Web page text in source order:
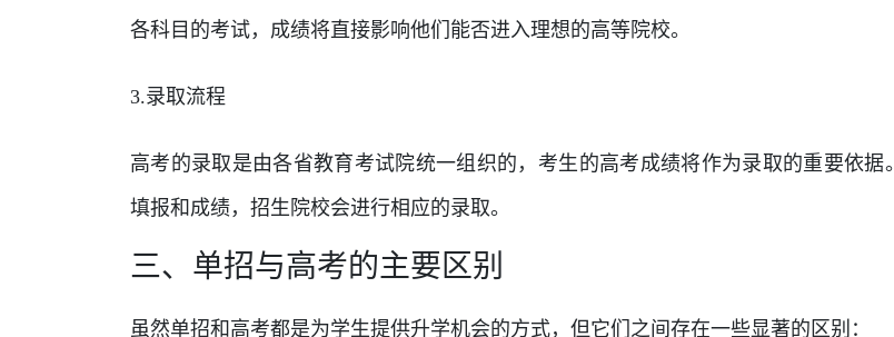
各科目的考试，成绩将直接影响他们能否进入理想的高等院校。
3.录取流程
高考的录取是由各省教育考试院统一组织的，考生的高考成绩将作为录取的重要依据
填报和成绩，招生院校会进行相应的录取。
三、单招与高考的主要区别
虽然单招和高考都是为学生提供升学机会的方式，但它们之间存在一些显著的区别：